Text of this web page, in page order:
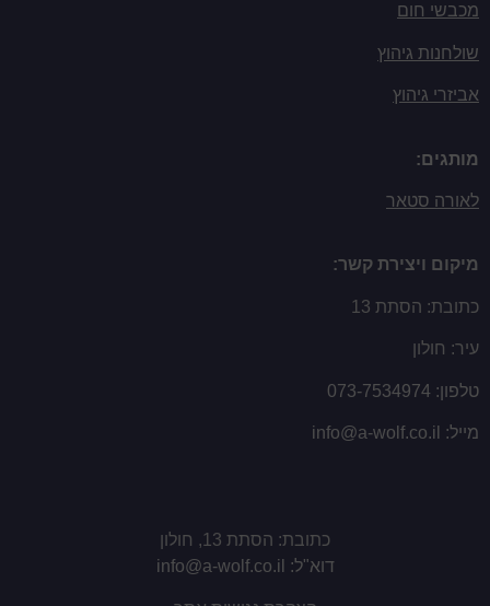
מכבשי חום
שולחנות גיהוץ
אביזרי גיהוץ
מותגים:
לאורה סטאר
מיקום ויצירת קשר:
כתובת: הסתת 13
עיר: חולון
טלפון: 073-7534974
מייל: info@a-wolf.co.il
כתובת: הסתת 13, חולון
דוא"ל: info@a-wolf.co.il